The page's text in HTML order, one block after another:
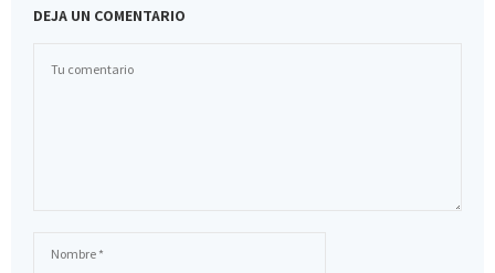
DEJA UN COMENTARIO